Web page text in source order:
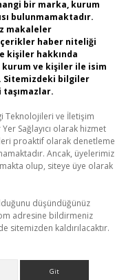
bir marka, kurum
bulunmamaktadır.
makaleler
haber niteliği
kişiler hakkında
kurum ve kişiler ile isim
Sitemizdeki bilgiler
Teknolojileri ve İletişim
Sağlayıcı olarak hizmet
proaktif olarak denetleme
Ancak, üyelerimiz
olup, siteye üye olarak
düşündüğünüz
adresine bildirmeniz
sitemizden kaldırılacaktır.